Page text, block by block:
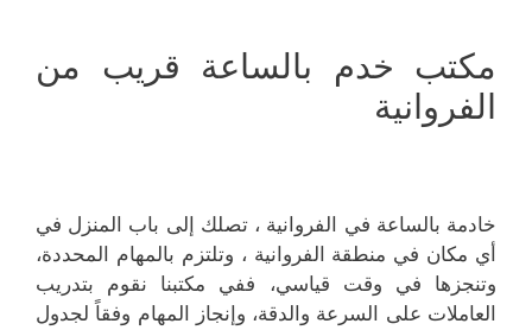
مكتب خدم بالساعة قريب من
الفروانية
خادمة بالساعة في الفروانية ، تصلك إلى باب المنزل في
أي مكان في منطقة الفروانية ، وتلتزم بالمهام المحددة،
وتنجزها في وقت قياسي، ففي مكتبنا نقوم بتدريب
العاملات على السرعة والدقة، وإنجاز المهام وفقاً لجدول